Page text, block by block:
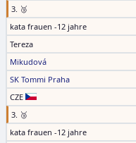
3. 🥉
kata frauen -12 jahre
Tereza
Mikudová
SK Tommi Praha
CZE
3. 🥉
kata frauen -12 jahre